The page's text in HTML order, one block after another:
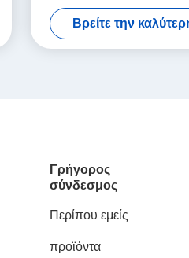
συνδυασμός γρήγορης
ακριβούς πλέξης για
Βρείτε την
Γρήγορος
σύνδεσμος
Περίπου εμείς
προϊόντα